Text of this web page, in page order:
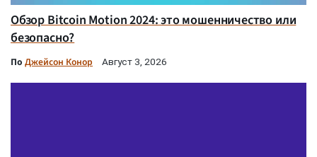
Обзор Bitcoin Motion 2024: это мошенничество или
безопасно?
По Джейсон Конор Август 3, 2026